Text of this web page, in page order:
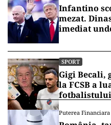
Infantino
mezat.
imediat
SPORT
Gigi Becali,
la FCSB a
fotbalistului
Puterea Financiara